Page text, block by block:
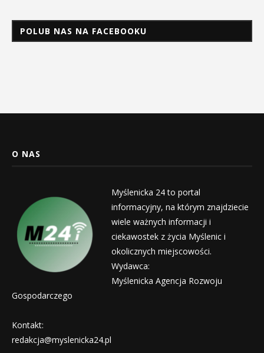
POLUB NAS NA FACEBOOKU
O NAS
Myślenicka 24 to portal
informacyjny, na którym znajdziecie
wiele ważnych informacji i
ciekawostek z życia Myślenic i
okolicznych miejscowości.
Wydawca:
Myślenicka Agencja Rozwoju
Gospodarczego
Kontakt:
redakcja@myslenicka24.pl